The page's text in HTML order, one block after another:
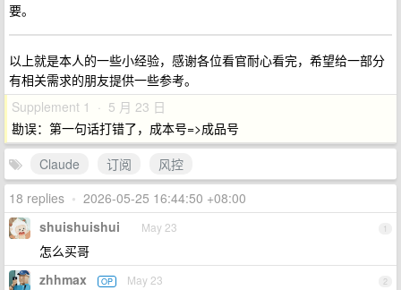
要。
以上就是本人的一些小经验，感谢各位看官耐心看完，希望给一部分
有相关需求的朋友提供一些参考。
Supplement 1 · 5 月 23 日
勘误：第一句话打错了，成本号=>成品号
Claude
订阅
风控
18 replies • 2026-05-25 16:44:50 +08:00
1
shuishuishui May 23
怎么买哥
2
zhhmax OP May 23